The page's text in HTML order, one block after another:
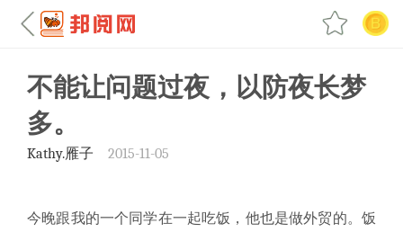
不能让问题过夜，以防夜长梦
多。
Kathy.雁子 2015-11-05
今晚跟我的一个同学在一起吃饭，他也是做外贸的。饭